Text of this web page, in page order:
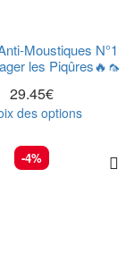
Moustiques N°1
les Piqûres🔥🦟
29.45€
des options
-4%